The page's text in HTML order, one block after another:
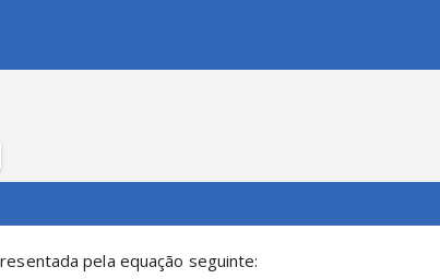
pela equação seguinte: